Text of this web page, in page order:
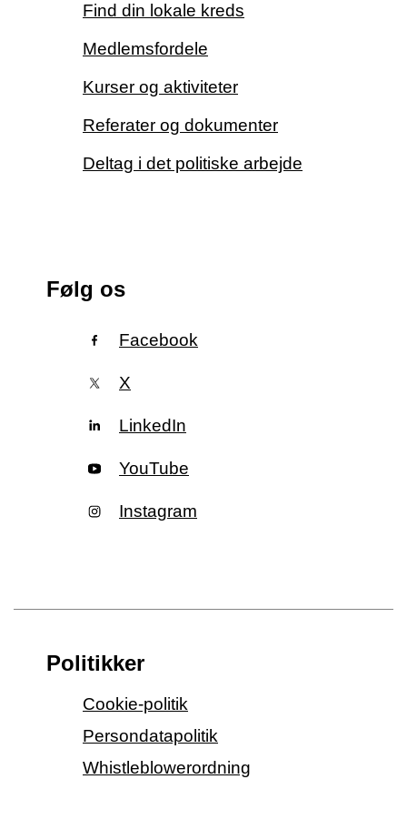
Find din lokale kreds
Medlemsfordele
Kurser og aktiviteter
Referater og dokumenter
Deltag i det politiske arbejde
Følg os
Facebook
X
LinkedIn
YouTube
Instagram
Politikker
Cookie-politik
Persondatapolitik
Whistleblowerordning